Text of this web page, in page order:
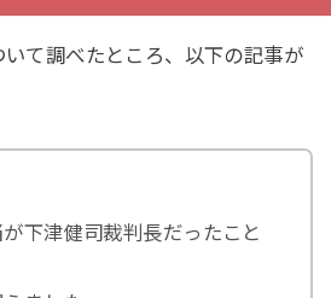
て調べたところ、以下の記事が
下津健司裁判長だったこと